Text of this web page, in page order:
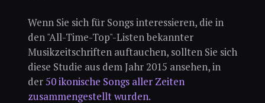
Wenn Sie sich für Songs interessieren, die in
den "All-Time-Top"-Listen bekannter
Musikzeitschriften auftauchen, sollten Sie sich
diese Studie aus dem Jahr 2015 ansehen, in
der50 ikonische Songs aller Zeiten
zusammengestellt wurden.